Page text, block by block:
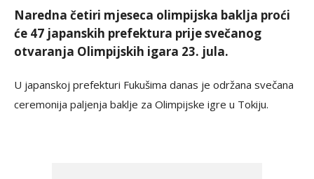
Naredna četiri mjeseca olimpijska baklja proći
će 47 japanskih prefektura prije svečanog
otvaranja Olimpijskih igara 23. jula.
U japanskoj prefekturi Fukušima danas je održana svečana
ceremonija paljenja baklje za Olimpijske igre u Tokiju.